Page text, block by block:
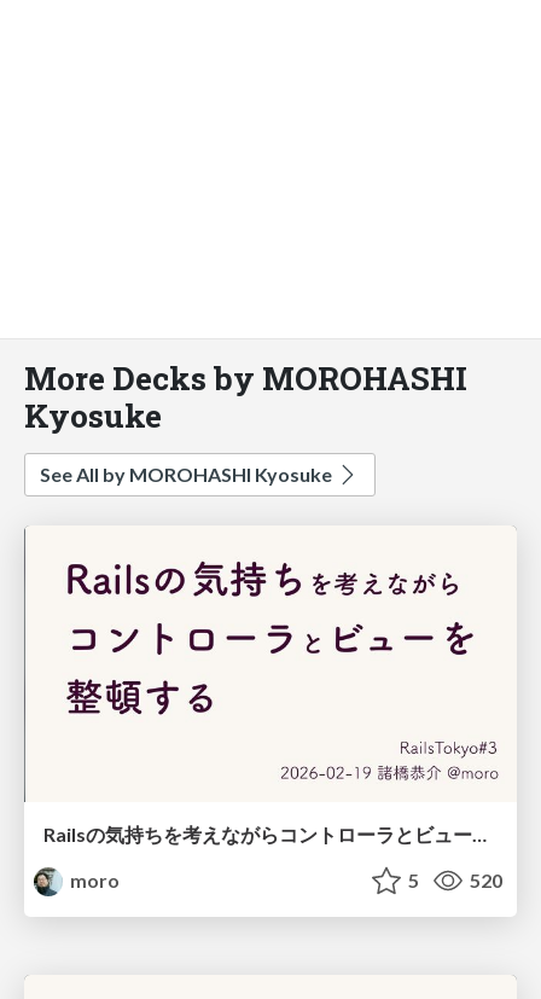
More Decks by MOROHASHI
Kyosuke
See All by MOROHASHI Kyosuke
Railsの気持ちを考えながらコントローラとビューを整頓する/tidying-rails-controllers-and-views-as-rails-think
moro
5 520